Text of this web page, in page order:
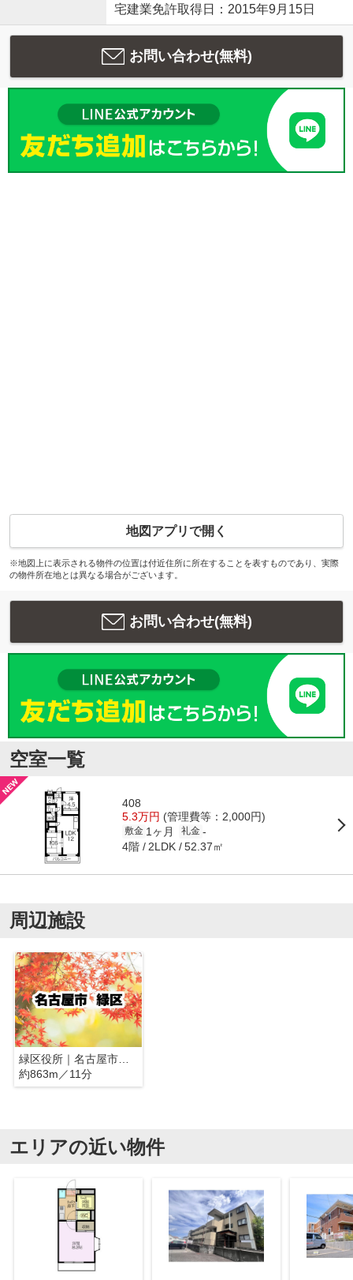
宅建業免許取得日：2015年9月15日
お問い合わせ(無料)
地図アプリで開く
※地図上に表示される物件の位置は付近住所に所在することを表すものであり、実際
の物件所在地とは異なる場合がございます。
お問い合わせ(無料)
空室一覧
408
5.3万円 (管理費等：2,000円)
敷金 1ヶ月 礼金 -
4階 2LDK 52.37㎡
周辺施設
緑区役所｜名古屋市緑区
約863m／11分
エリアの近い物件